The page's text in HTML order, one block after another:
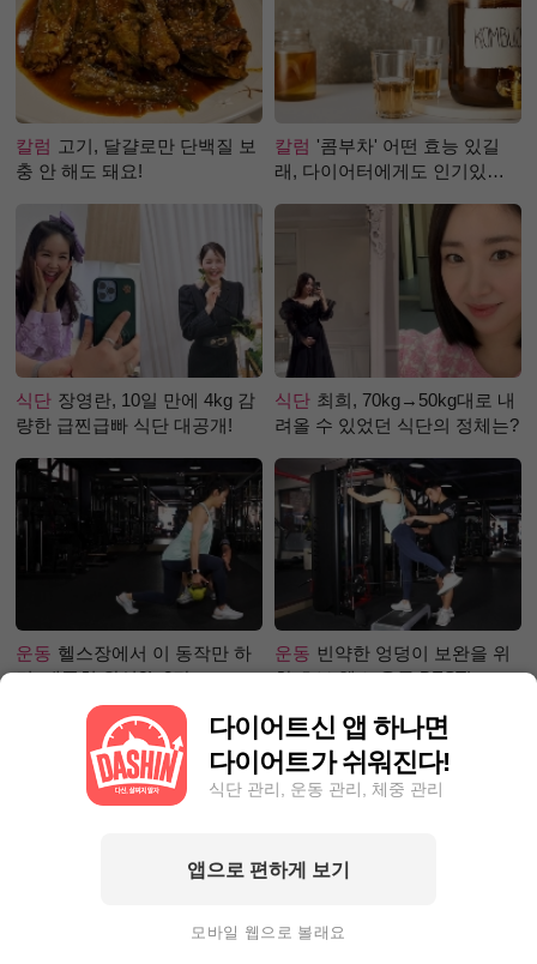
칼럼 고기, 달걀로만 단백질 보
충 안 해도 돼요!
칼럼 '콤부차' 어떤 효능 있길
래, 다이어터에게도 인기있는
식단 장영란, 10일 만에 4kg 감
량한 급찐급빠 식단 대공개!
식단 최희, 70kg→50kg대로 내
려올 수 있었던 식단의 정체는?
운동 헬스장에서 이 동작만 하
면, 애플힙 완성?! -2탄-
운동 빈약한 엉덩이 보완을 위
한 초보 헬스 운동 BEST!
챌린지 1등 거머쥔, 그녀의 성
로 빼는 데 1달 걸려! 폭풍감량
다이어트신 앱 하나면
다이어트가 쉬워진다!
식단 관리, 운동 관리, 체중 관리
앱으로 편하게 보기
모바일 웹으로 볼래요